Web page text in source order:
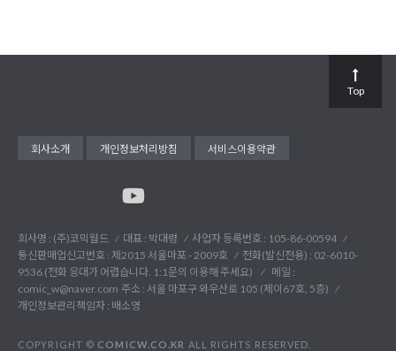
회사소개 개인정보처리방침 서비스이용약관
회사명 : (주)코믹월드 대표 : 박대령
사업자 등록번호 : 105-86-00594
통신판매업신고번호 : 제2015 서울마포 - 2009호
전화(발신전용) : 02-6010-
9536 (전화 응대가 어렵습니다. 1:1문의 이용해 주세요)
메일 :
comic_w@naver.com 주소 : 서울 마포구 와우산로 105 (제이67호, 5층)
개인정보관리책임자 : 배소영
COPYRIGHT © COMICW.CO.KR ALL RIGHTS RESERVED.
Top